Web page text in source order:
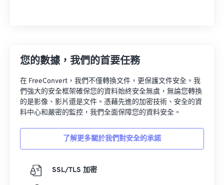
您的數據，我們的首要任務
在 FreeConvert，我們不僅轉換文件，更保護文件安全。我
們強大的安全框架確保您的資料始終安全無虞，無論您轉換
的是影像、影片還是文件。憑藉先進的加密技術、安全的資
料中心和嚴密的監控，我們全面保障您的資料安全。
了解更多關於我們對安全的承諾
SSL/TLS 加密